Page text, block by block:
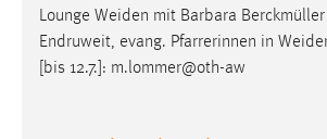
Lounge Weiden mit Barbara Berckmüller
Endruweit, evang. Pfarrerinnen in
[bis 12.7.]: m.lommer@oth-aw
Zweck:
Für performante Seitenauslieferung wird
gespeichert, ob man eingeloggt ist.